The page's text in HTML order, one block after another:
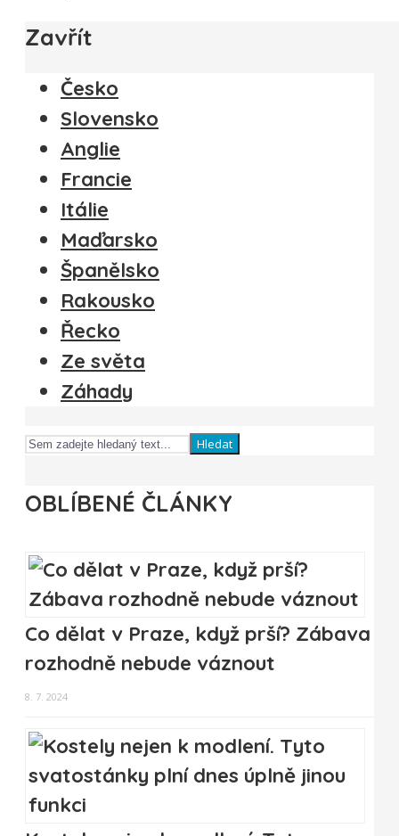
Zavřít
Česko
Slovensko
Anglie
Francie
Itálie
Maďarsko
Španělsko
Rakousko
Řecko
Ze světa
Záhady
Hledat
OBLÍBENÉ ČLÁNKY
Co dělat v Praze, když prší? Zábava
rozhodně nebude váznout
8. 7. 2024